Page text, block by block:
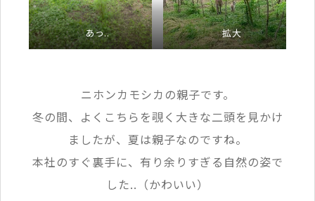
あっ.. 拡大
ニホンカモシカの親子です。
冬の間、よくこちらを覗く大きな二頭を見かけ
ましたが、夏は親子なのですね。
本社のすぐ裏手に、有り余りすぎる自然の姿で
した..（かわいい）